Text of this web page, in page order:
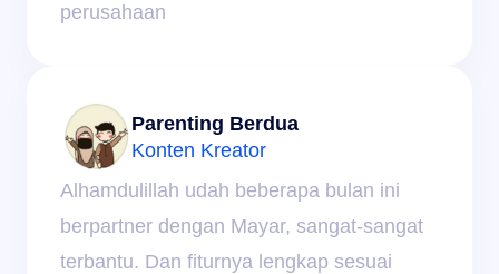
perusahaan
Parenting Berdua
Konten Kreator
Alhamdulillah udah beberapa bulan ini
berpartner dengan Mayar, sangat-sangat
terbantu. Dan fiturnya lengkap sesuai